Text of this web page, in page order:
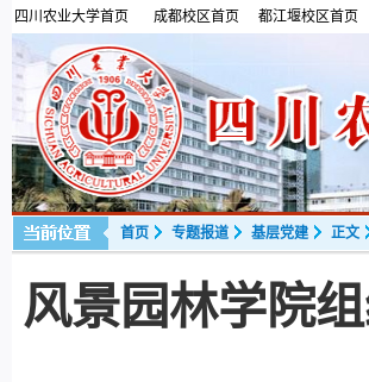
四川农业大学首页 成都校区首页 都江堰校区首页
首页 专题报道 基层党建 正文
风景园林学院